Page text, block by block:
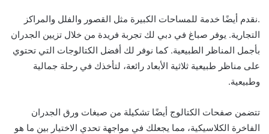
.نقدم أيضًا خدمة للمساحات الكبيرة مثل القصور والفلل والمراكز
التجارية. يوفر صباغ في دبي لك تجربة فريدة من خلال تزيين الجدران
بأجمل المناظر الطبيعية. كما نوفر لك أفضل الكتالوجات التي تحتوي
على مناظر طبيعية ثلاثية الأبعاد رائعة، لتأخذك في رحلة جمالية
وطبيعية.
تتضمن صفحات الكتالوج أيضًا تشكيلة من صبغات ورق الجدران
الفاخرة الكلاسيكية، مما يجعلك في مواجهة تحدي الاختيار بين ما هو